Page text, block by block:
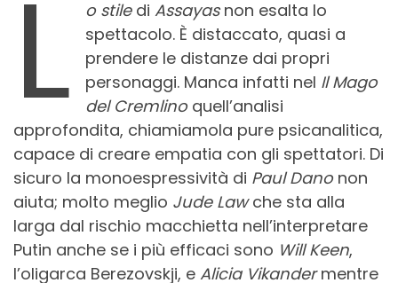
L o stilediAssayasnon esalta lo
spettacolo. È distaccato, quasi a
prendere le distanze dai propri
personaggi. Manca infatti nel Il Mago
del Cremlinoquell’analisi
approfondita, chiamiamola pure psicanalitica,
capace di creare empatia con gli spettatori. Di
sicuro la monoespressività di Paul Danonon
aiuta; molto meglio Jude Lawche sta alla
larga dal rischio macchietta nell’interpretare
Putin anche se i più efficaci sono Will Keen,
l’oligarca Berezovskji, e Alicia Vikandermentre